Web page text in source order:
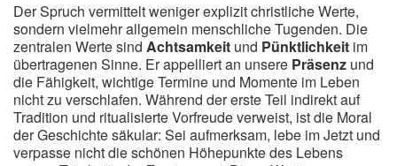
Der Spruch vermittelt weniger explizit christliche Werte,
sondern vielmehr allgemein menschliche Tugenden. Die
zentralen Werte sind Achtsamkeit und Pünktlichkeit im
übertragenen Sinne. Er appelliert an unsere Präsenz und
die Fähigkeit, wichtige Termine und Momente im Leben
nicht zu verschlafen. Während der erste Teil indirekt auf
Tradition und ritualisierte Vorfreude verweist, ist die Moral
der Geschichte säkular: Sei aufmerksam, lebe im Jetzt und
verpasse nicht die schönen Höhepunkte des Lebens